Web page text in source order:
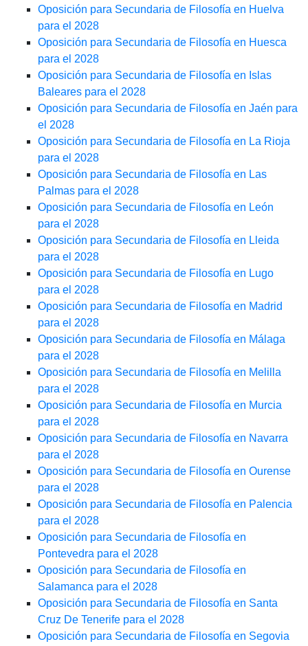
Oposición para Secundaria de Filosofía en Huelva
para el 2028
Oposición para Secundaria de Filosofía en Huesca
para el 2028
Oposición para Secundaria de Filosofía en Islas
Baleares para el 2028
Oposición para Secundaria de Filosofía en Jaén para
el 2028
Oposición para Secundaria de Filosofía en La Rioja
para el 2028
Oposición para Secundaria de Filosofía en Las
Palmas para el 2028
Oposición para Secundaria de Filosofía en León
para el 2028
Oposición para Secundaria de Filosofía en Lleida
para el 2028
Oposición para Secundaria de Filosofía en Lugo
para el 2028
Oposición para Secundaria de Filosofía en Madrid
para el 2028
Oposición para Secundaria de Filosofía en Málaga
para el 2028
Oposición para Secundaria de Filosofía en Melilla
para el 2028
Oposición para Secundaria de Filosofía en Murcia
para el 2028
Oposición para Secundaria de Filosofía en Navarra
para el 2028
Oposición para Secundaria de Filosofía en Ourense
para el 2028
Oposición para Secundaria de Filosofía en Palencia
para el 2028
Oposición para Secundaria de Filosofía en
Pontevedra para el 2028
Oposición para Secundaria de Filosofía en
Salamanca para el 2028
Oposición para Secundaria de Filosofía en Santa
Cruz De Tenerife para el 2028
Oposición para Secundaria de Filosofía en Segovia